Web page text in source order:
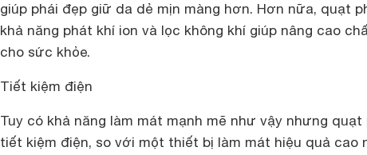
giúp phái đẹp giữ da dẻ mịn màng hơn. Hơn nữa, quạt
khả năng phát khí ion và lọc không khí giúp nâng cao
cho sức khỏe.
Tiết kiệm điện
Tuy có khả năng làm mát mạnh mẽ như vậy nhưng
tiết kiệm điện, so với một thiết bị làm mát hiệu quả cao